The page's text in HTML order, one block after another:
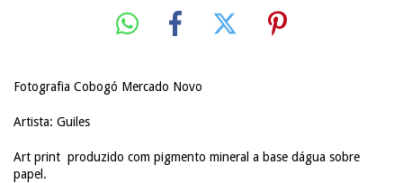
Fotografia Cobogó Mercado Novo
Artista: Guiles
Art print produzido com pigmento mineral a base dágua sobre
papel.